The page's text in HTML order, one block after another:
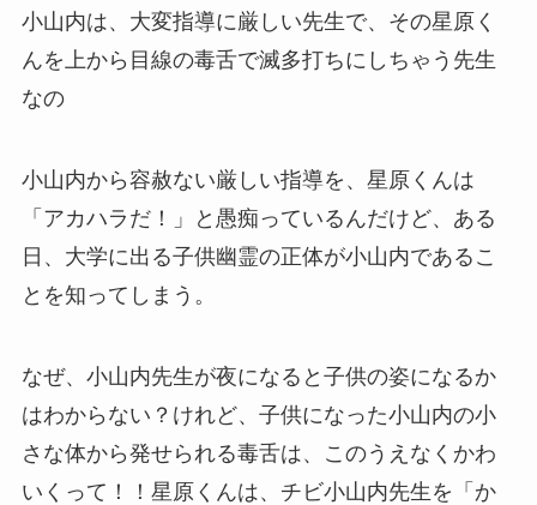
小山内は、大変指導に厳しい先生で、その星原く
んを上から目線の毒舌で滅多打ちにしちゃう先生
なの
小山内から容赦ない厳しい指導を、星原くんは
「アカハラだ！」と愚痴っているんだけど、ある
日、大学に出る子供幽霊の正体が小山内であるこ
とを知ってしまう。
なぜ、小山内先生が夜になると子供の姿になるか
はわからない？けれど、子供になった小山内の小
さな体から発せられる毒舌は、このうえなくかわ
いくって！！星原くんは、チビ小山内先生を「か